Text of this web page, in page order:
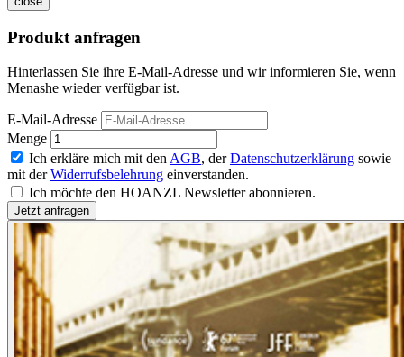
Produkt anfragen
Hinterlassen Sie ihre E-Mail-Adresse und wir informieren Sie, wenn
Menashe wieder verfügbar ist.
E-Mail-Adresse
Menge
Ich erkläre mich mit den AGB, derDatenschutzerklärung sowie
mit derWiderrufsbelehrung einverstanden.
Ich möchte den HOANZL Newsletter abonnieren.